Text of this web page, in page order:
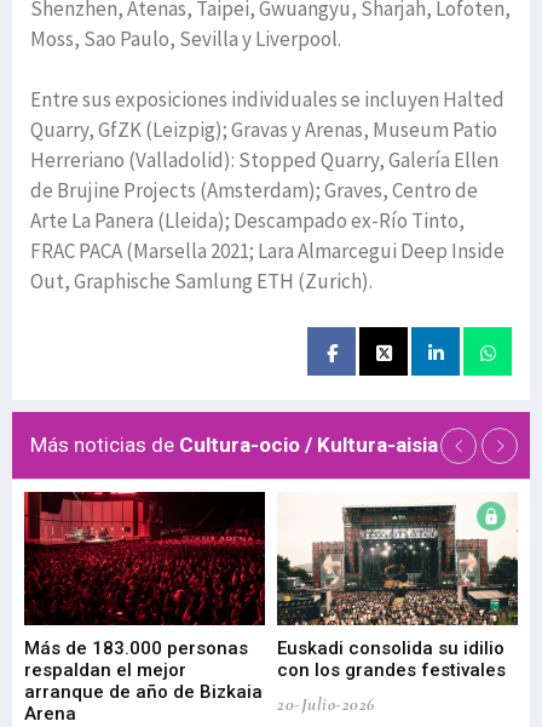
Shenzhen, Atenas, Taipei, Gwuangyu, Sharjah, Lofoten,
Moss, Sao Paulo, Sevilla y Liverpool.
Entre sus exposiciones individuales se incluyen Halted
Quarry, GfZK (Leizpig); Gravas y Arenas, Museum Patio
Herreriano (Valladolid): Stopped Quarry, Galería Ellen
de Brujine Projects (Amsterdam); Graves, Centro de
Arte La Panera (Lleida); Descampado ex-Río Tinto,
FRAC PACA (Marsella 2021; Lara Almarcegui Deep Inside
Out, Graphische Samlung ETH (Zurich).
Más noticias de Cultura-ocio / Kultura-aisia
Más de 183.000 personas
respaldan el mejor
arranque de año de Bizkaia
Arena
Euskadi consolida su idilio
con los grandes festivales
20-Julio-2026